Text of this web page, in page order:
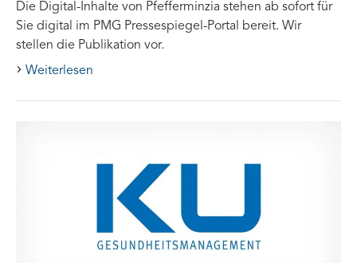
Die Digital-Inhalte von Pfefferminzia stehen ab sofort für
Sie digital im PMG Pressespiegel-Portal bereit. Wir
stellen die Publikation vor.
Weiterlesen